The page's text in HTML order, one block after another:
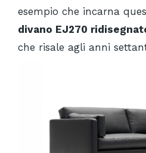
esempio che incarna
divano EJ270
che risale agli anni